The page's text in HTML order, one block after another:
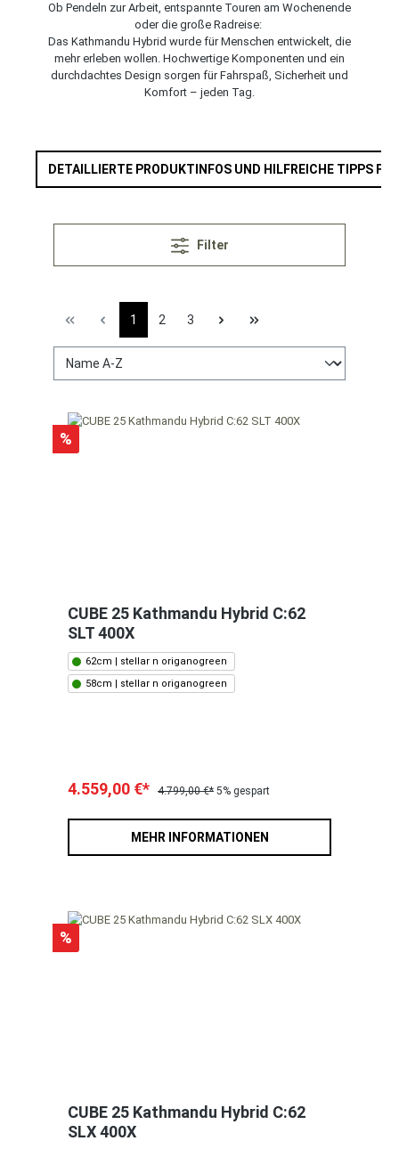
Ob Pendeln zur Arbeit, entspannte Touren am Wochenende
oder die große Radreise:
Das Kathmandu Hybrid wurde für Menschen entwickelt, die
mehr erleben wollen. Hochwertige Komponenten und ein
durchdachtes Design sorgen für Fahrspaß, Sicherheit und
Komfort – jeden Tag.
DETAILLIERTE PRODUKTINFOS UND HILFREICHE TIPPS
Filter
1 2 3
%
CUBE 25 Kathmandu Hybrid C:62
SLT 400X
62cm | stellar n origanogreen
58cm | stellar n origanogreen
4.559,00 €* 4.799,00 €* 5% gespart
MEHR INFORMATIONEN
%
CUBE 25 Kathmandu Hybrid C:62
SLX 400X